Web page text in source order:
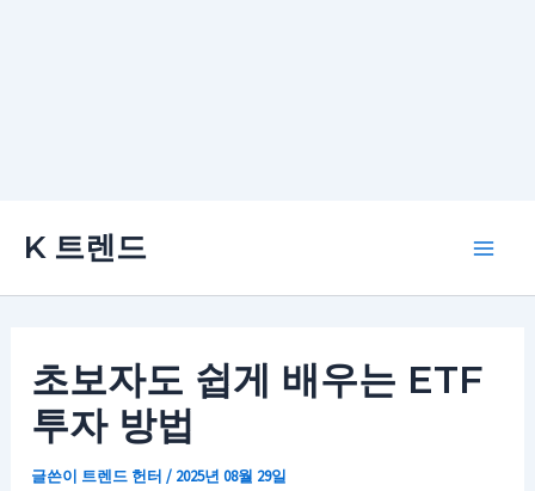
K 트렌드
초보자도 쉽게 배우는 ETF
투자 방법
글쓴이 트렌드 헌터/ 2025년 08월 29일